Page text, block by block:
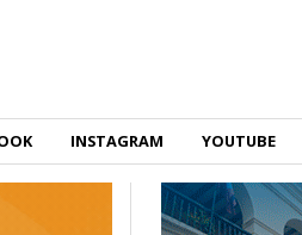
INSTAGRAM YOUTUBE